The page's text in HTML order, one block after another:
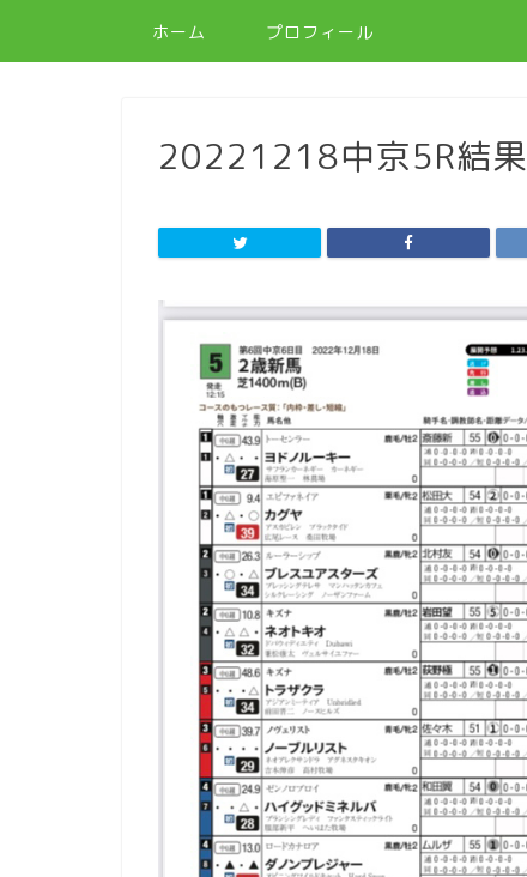
ホーム プロフィール
20221218中京5R結果